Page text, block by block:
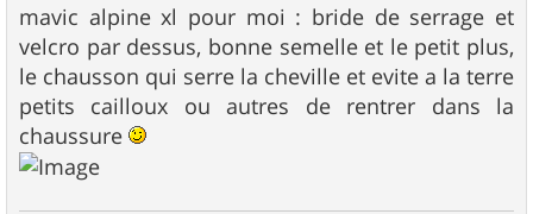
s
s
a
g
e
mavic alpine xl pour moi : bride de serrage et
velcro par dessus, bonne semelle et le petit plus,
le chausson qui serre la cheville et evite a la terre
petits cailloux ou autres de rentrer dans la
chaussure